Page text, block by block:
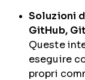
Soluzioni
GitHub,
Queste
eseguire
propri